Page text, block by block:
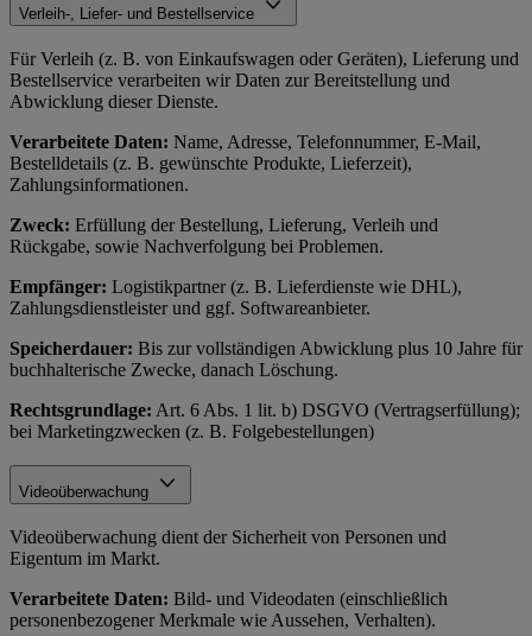
Verleih-, Liefer- und Bestellservice
Für Verleih (z. B. von Einkaufswagen oder Geräten), Lieferung und
Bestellservice verarbeiten wir Daten zur Bereitstellung und
Abwicklung dieser Dienste.
Verarbeitete Daten: Name, Adresse, Telefonnummer, E-Mail,
Bestelldetails (z. B. gewünschte Produkte, Lieferzeit),
Zahlungsinformationen.
Zweck: Erfüllung der Bestellung, Lieferung, Verleih und
Rückgabe, sowie Nachverfolgung bei Problemen.
Empfänger: Logistikpartner (z. B. Lieferdienste wie DHL),
Zahlungsdienstleister und ggf. Softwareanbieter.
Speicherdauer: Bis zur vollständigen Abwicklung plus 10 Jahre für
buchhalterische Zwecke, danach Löschung.
Rechtsgrundlage: Art. 6 Abs. 1 lit. b) DSGVO (Vertragserfüllung);
bei Marketingzwecken (z. B. Folgebestellungen)
Videoüberwachung
Videoüberwachung dient der Sicherheit von Personen und
Eigentum im Markt.
Verarbeitete Daten: Bild- und Videodaten (einschließlich
personenbezogener Merkmale wie Aussehen, Verhalten).